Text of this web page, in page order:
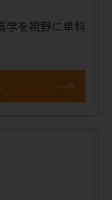
学を視野に単科